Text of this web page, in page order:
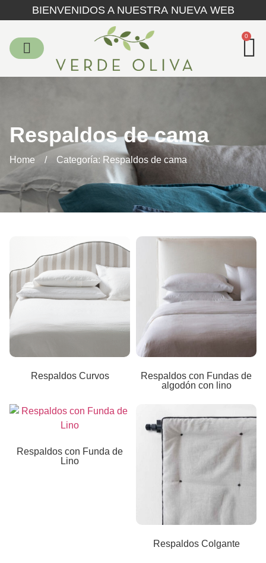
BIENVENIDOS A NUESTRA NUEVA WEB
0
Respaldos de cama
Home / Categoría: Respaldos de cama
Respaldos Curvos
Respaldos con Fundas de
algodón con lino
Respaldos con Funda de
Lino
Respaldos Colgante